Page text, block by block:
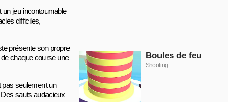
jeu incontournable
difficiles,
présente son propre
de chaque course une
pas seulement un
sauts audacieux
Boules de feu
Shooting